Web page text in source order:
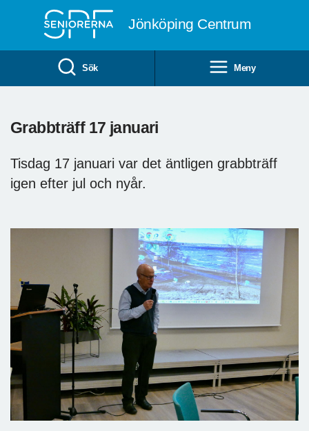
Jönköping Centrum
Sök Meny
Grabbträff 17 januari
Tisdag 17 januari var det äntligen grabbträff
igen efter jul och nyår.